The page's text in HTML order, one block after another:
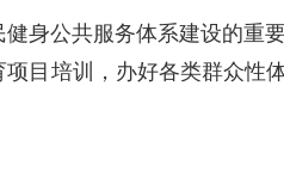
公共服务体系建设的重要
目培训，办好各类群众性